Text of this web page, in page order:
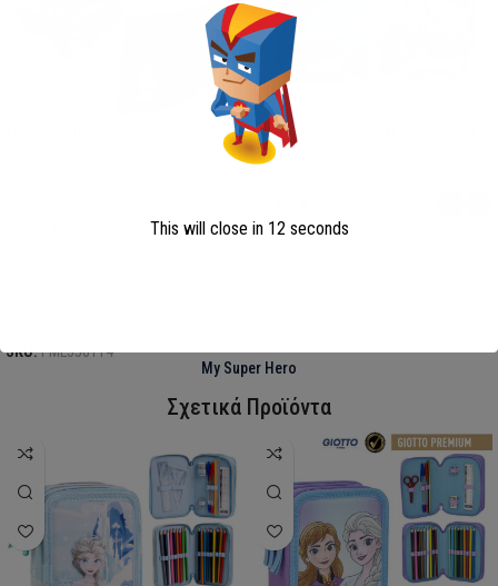
SKU:FML358114
Παιδικό Μαγιό Boxer Avengers
My Super Hero
Σχετικά Προϊόντα
This will close in 12 seconds